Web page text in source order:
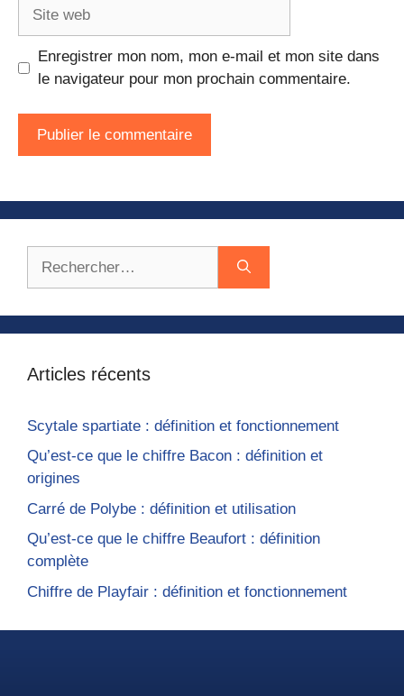
Enregistrer mon nom, mon e-mail et mon site dans
le navigateur pour mon prochain commentaire.
Articles récents
Scytale spartiate : définition et fonctionnement
Qu’est-ce que le chiffre Bacon : définition et
origines
Carré de Polybe : définition et utilisation
Qu’est-ce que le chiffre Beaufort : définition
complète
Chiffre de Playfair : définition et fonctionnement